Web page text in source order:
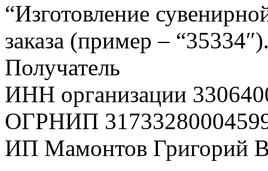
“Изготовление
заказа (пример –
Получатель
ИНН организации
ОГРНИП
ИП Мамонтов Григорий